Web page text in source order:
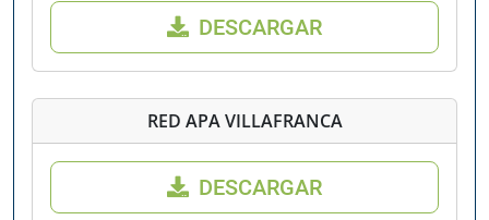
DESCARGAR
RED APA VILLAFRANCA
DESCARGAR